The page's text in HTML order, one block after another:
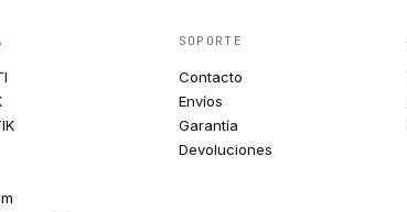
SOPORTE
Contacto
Envíos
Garantía
Devoluciones